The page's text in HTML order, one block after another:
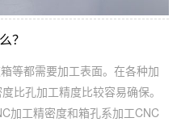
？
等都需要加工表面。在各种加
比孔加工精度比较容易确保。
加工精密度和箱孔系加工CNC